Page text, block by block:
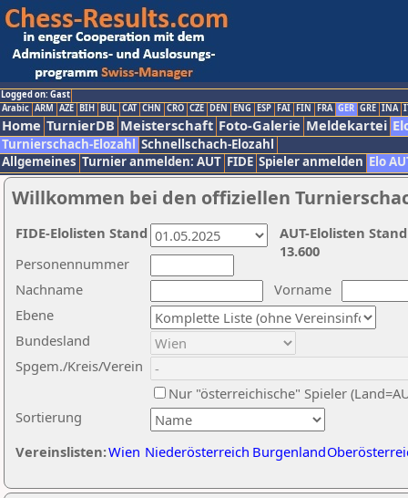
Logged on: Gast
Arabic ARM AZE BIH BUL CAT CHN CRO CZE DEN ENG ESP FAI FIN FRA GER GRE INA
Home TurnierDB Meisterschaft Foto-Galerie Meldekartei
Turnierschach-Elozahl Schnellschach-Elozahl
Allgemeines Turnier anmelden: AUT FIDE Spieler anmelden Elo
Willkommen bei den offiziellen
Nachname
Vorname
Ebene
Sortierung
Personennummer
Bundesland
Spgem./Kreis/Verein
Nur "österreichische" Spieler
Vereinslisten:Wien Niederösterreich Burgenland
AUT-Elolisten
13.600
FIDE-Elolisten Stand